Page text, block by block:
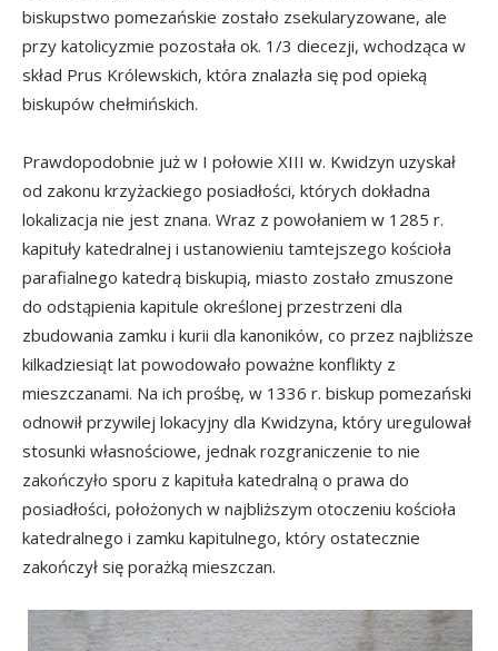
biskupstwo pomezańskie zostało zsekularyzowane, ale
przy katolicyzmie pozostała ok. 1/3 diecezji, wchodząca w
skład Prus Królewskich, która znalazła się pod opieką
biskupów chełmińskich.
Prawdopodobnie już w I połowie XIII w. Kwidzyn uzyskał
od zakonu krzyżackiego posiadłości, których dokładna
lokalizacja nie jest znana. Wraz z powołaniem w 1285 r.
kapituły katedralnej i ustanowieniu tamtejszego kościoła
parafialnego katedrą biskupią, miasto zostało zmuszone
do odstąpienia kapitule określonej przestrzeni dla
zbudowania zamku i kurii dla kanoników, co przez najbliższe
kilkadziesiąt lat powodowało poważne konflikty z
mieszczanami. Na ich prośbę, w 1336 r. biskup pomezański
odnowił przywilej lokacyjny dla Kwidzyna, który uregulował
stosunki własnościowe, jednak rozgraniczenie to nie
zakończyło sporu z kapituła katedralną o prawa do
posiadłości, położonych w najbliższym otoczeniu kościoła
katedralnego i zamku kapitulnego, który ostatecznie
zakończył się porażką mieszczan.